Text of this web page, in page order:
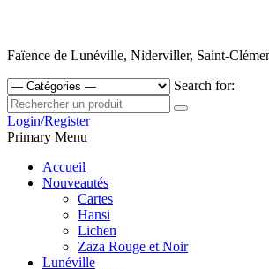
Faïence de Lunéville, Niderviller, Saint-
Search for:
Login/Register
Primary Menu
Accueil
Nouveautés
Cartes
Hansi
Lichen
Zaza Rouge et Noir
Lunéville